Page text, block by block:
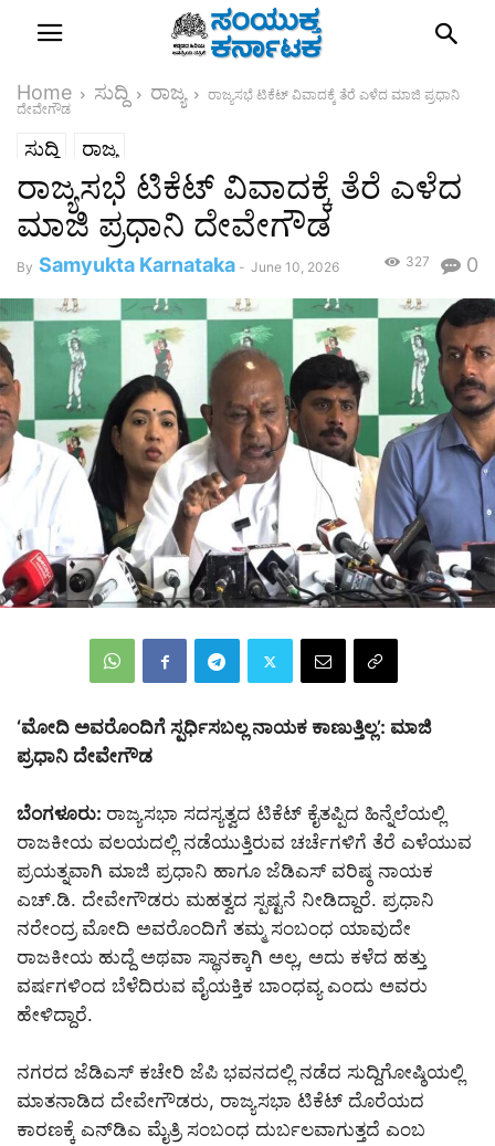
Home ಸುದ್ದಿ ರಾಜ್ಯ
ರಾಜ್ಯಸಭೆ ಟಿಕೆಟ್ ವಿವಾದಕ್ಕೆ ತೆರೆ ಎಳೆದ ಮಾಜಿ ಪ್ರಧಾನಿ
ದೇವೇಗೌಡ
ಸುದ್ದಿ ರಾಜ್ಯ
ರಾಜ್ಯಸಭೆ ಟಿಕೆಟ್ ವಿವಾದಕ್ಕೆ ತೆರೆ ಎಳೆದ
ಮಾಜಿ ಪ್ರಧಾನಿ ದೇವೇಗೌಡ
By Samyukta Karnataka - June 10, 2026 0
327
‘ಮೋದಿ ಅವರೊಂದಿಗೆ ಸ್ಪರ್ಧಿಸಬಲ್ಲ ನಾಯಕ ಕಾಣುತ್ತಿಲ್ಲ’: ಮಾಜಿ
ಪ್ರಧಾನಿ ದೇವೇಗೌಡ
ಬೆಂಗಳೂರು: ರಾಜ್ಯಸಭಾ ಸದಸ್ಯತ್ವದ ಟಿಕೆಟ್ ಕೈತಪ್ಪಿದ ಹಿನ್ನೆಲೆಯಲ್ಲಿ
ರಾಜಕೀಯ ವಲಯದಲ್ಲಿ ನಡೆಯುತ್ತಿರುವ ಚರ್ಚೆಗಳಿಗೆ ತೆರೆ ಎಳೆಯುವ
ಪ್ರಯತ್ನವಾಗಿ ಮಾಜಿ ಪ್ರಧಾನಿ ಹಾಗೂ ಜೆಡಿಎಸ್ ವರಿಷ್ಠ ನಾಯಕ
ಎಚ್‌.ಡಿ. ದೇವೇಗೌಡರು ಮಹತ್ವದ ಸ್ಪಷ್ಟನೆ ನೀಡಿದ್ದಾರೆ. ಪ್ರಧಾನಿ
ನರೇಂದ್ರ ಮೋದಿ ಅವರೊಂದಿಗೆ ತಮ್ಮ ಸಂಬಂಧ ಯಾವುದೇ
ರಾಜಕೀಯ ಹುದ್ದೆ ಅಥವಾ ಸ್ಥಾನಕ್ಕಾಗಿ ಅಲ್ಲ, ಅದು ಕಳೆದ ಹತ್ತು
ವರ್ಷಗಳಿಂದ ಬೆಳೆದಿರುವ ವೈಯಕ್ತಿಕ ಬಾಂಧವ್ಯ ಎಂದು ಅವರು
ಹೇಳಿದ್ದಾರೆ.
ನಗರದ ಜೆಡಿಎಸ್ ಕಚೇರಿ ಜೆಪಿ ಭವನದಲ್ಲಿ ನಡೆದ ಸುದ್ದಿಗೋಷ್ಠಿಯಲ್ಲಿ
ಮಾತನಾಡಿದ ದೇವೇಗೌಡರು, ರಾಜ್ಯಸಭಾ ಟಿಕೆಟ್ ದೊರೆಯದ
ಕಾರಣಕ್ಕೆ ಎನ್‌ಡಿಎ ಮೈತ್ರಿ ಸಂಬಂಧ ದುರ್ಬಲವಾಗುತ್ತದೆ ಎಂಬ